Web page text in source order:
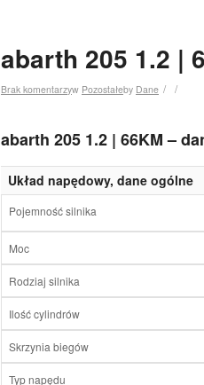
abarth 205 1.2 |
Brak komentarzy /
w Pozostałe /
by Dane
abarth 205 1.2 | 66KM –
Układ napędowy, dane ogólne
Pojemność silnika
Moc
Rodziaj silnika
Ilość cylindrów
Skrzynia biegów
Typ napędu